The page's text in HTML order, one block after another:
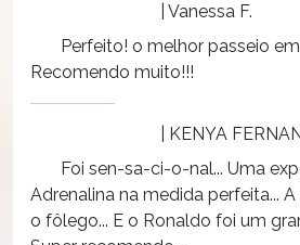
| Vanessa F.
Perfeito! o melhor passeio
Recomendo muito!!!
| KENYA
Foi sen-sa-ci-o-nal... Uma
Adrenalina na medida perfeita...
o fôlego... E o Ronaldo foi um